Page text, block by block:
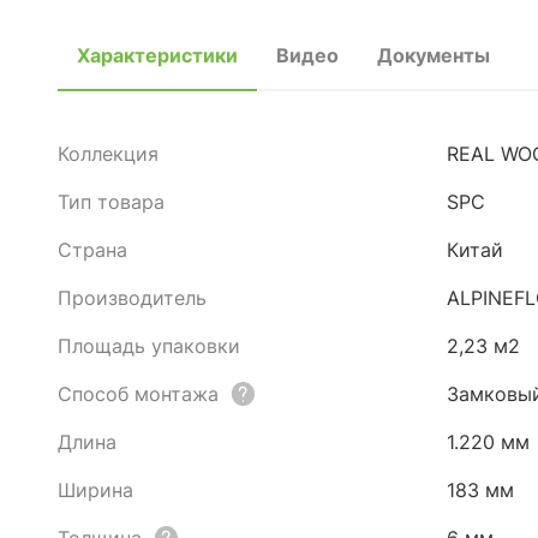
Характеристики Видео Документы
Коллекция
REAL
Тип товара
SPC
Страна
Китай
Производитель
Площадь упаковки
2,23 м2
Способ монтажа
Длина
1.220 мм
Ширина
183 мм